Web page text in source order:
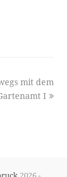
mit dem
I